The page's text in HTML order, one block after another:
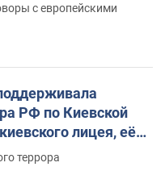
с европейскими
РФ по Киевской
лицея, её
террора